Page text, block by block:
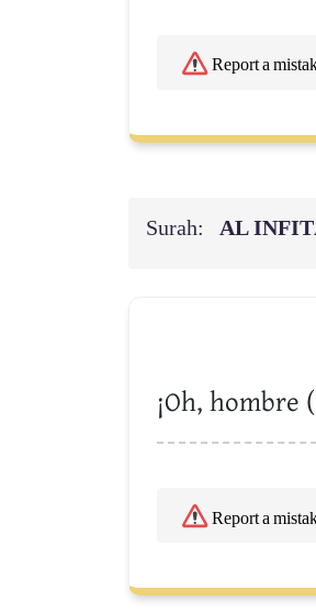
Report a
Surah: AL
¡Oh, hombre
Report a